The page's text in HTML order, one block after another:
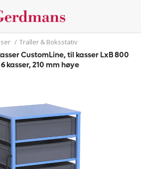
/ Traller & Boksstativ
CustomLine, til kasser LxB 800
kasser, 210 mm høye